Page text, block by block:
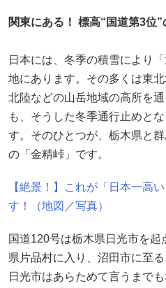
関東にある！ 標高“国道第3位”
日本には、冬季の積雪により
地にあります。その多くは東
北陸などの山岳地域の高所を
も、そうした冬季通行止めと
す。そのひとつが、栃木県と
の「金精峠」です。
【絶景！】これが「日本一高
す！（地図／写真）
国道120号は栃木県日光市を
県片品村に入り、沼田市に至
日光市はあらためて言うまで